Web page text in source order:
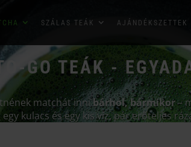
SZÁLAS TEÁK AJÁNDÉKSZETTEK
GO TEÁK -
matchát innibárhol, bármikor–
kulacs és egy kis víz, pár erőteljes